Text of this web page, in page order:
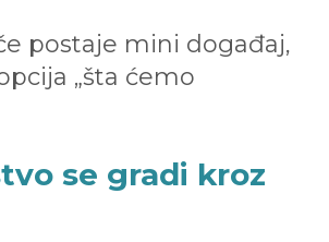
postaje mini događaj,
„šta ćemo
se gradi kroz